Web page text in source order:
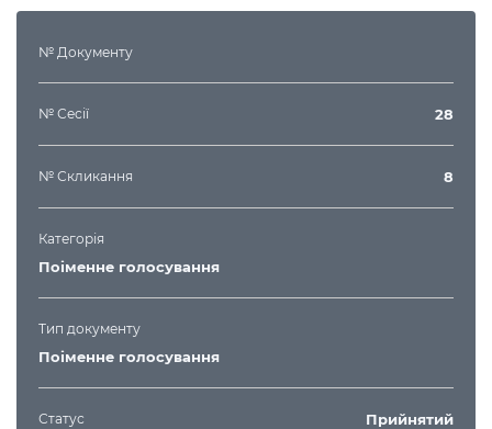
№ Документу
№ Сесії 28
№ Скликання 8
Категорія
Поіменне голосування
Тип документу
Поіменне голосування
Статус Прийнятий